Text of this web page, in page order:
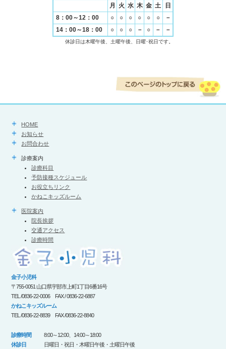
月 火 水 木 金 土
日
8：00～12：00
○ ○ ○ ○ ○ ○
－
14：00～18：00
○ ○ ○ － ○ － －
休診日は木曜午後、土曜午後、日曜･祝日です。
HOME
お知らせ
お問合わせ
診療案内
診療科目
予防接種スケジュール
お役立ちリンク
かねこキッズルーム
医院案内
院長挨拶
交通アクセス
診療時間
金子小児科
〒755-0051 山口県宇部市上町1丁目6番16号
TEL /0836-22-0006 FAX / 0836-22-6887
かねこキッズルーム
TEL /0836-22-8839 FAX /0836-22-8840
診療時間
8:00～12:00、14:00～18:00
休診日
日曜日・祝日・木曜日午後・土曜日午後